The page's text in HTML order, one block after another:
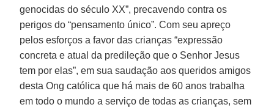
genocidas do século XX”, precavendo contra os
perigos do “pensamento único”. Com seu apreço
pelos esforços a favor das crianças “expressão
concreta e atual da predileção que o Senhor Jesus
tem por elas”, em sua saudação aos queridos amigos
desta Ong católica que há mais de 60 anos trabalha
em todo o mundo a serviço de todas as crianças, sem